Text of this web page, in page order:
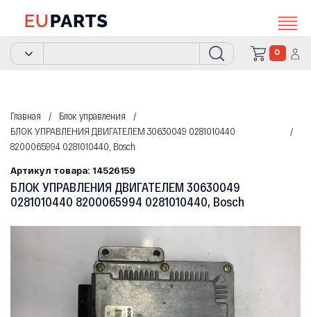
0
Главная
Блок управления
БЛОК УПРАВЛЕНИЯ ДВИГАТЕЛЕМ 30630049 0281010440
8200065994 0281010440, Bosch
Артикул товара: 14526159
БЛОК УПРАВЛЕНИЯ ДВИГАТЕЛЕМ 30630049
0281010440 8200065994 0281010440, Bosch